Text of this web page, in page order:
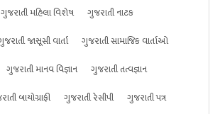
ગુજરાતી મહિલા વિશેષ
ગુજરાતી નાટક
જાસૂસી વાર્તા
ગુજરાતી સામાજિક વાર્તાઓ
ગુજરાતી માનવ વિજ્ઞાન
ગુજરાતી તત્વજ્ઞાન
બાયોગ્રાફી ગુજરાતી રેસીપી ગુજરાતી પત્ર